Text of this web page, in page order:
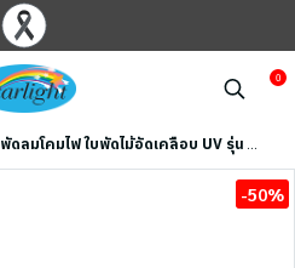
0
พัดลมโคมไฟ ใบพัดไม้อัดเคลือบ UV รุ่น F648-1L-NC+RC ขนาด 48 นิ้ว สีนิเกิล
-50%